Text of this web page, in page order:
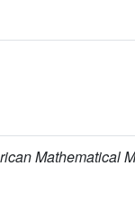
Mathematical